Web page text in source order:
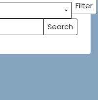
Filter
Search
Events